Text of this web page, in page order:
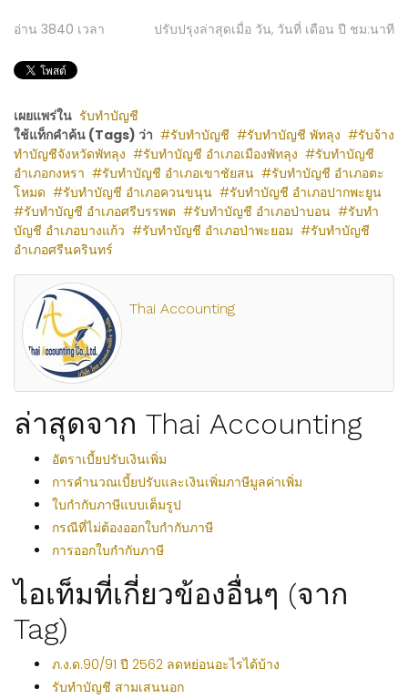
อ่าน 3840 เวลา ปรับปรุงล่าสุดเมื่อ วัน, วันที่ เดือน ปี ชม:นาที
เผยแพร่ใน รับทำบัญชี
ใช้แท็กคำค้น (Tags) ว่า
รับทำบัญชี รับทำบัญชี พัทลุง
รับจ้าง
ทำบัญชีจังหวัดพัทลุง
รับทำบัญชี อำเภอเมืองพัทลุง
รับทำบัญชี
อำเภอกงหรา
รับทำบัญชี อำเภอเขาชัยสน
รับทำบัญชี อำเภอตะ
โหมด
รับทำบัญชี อำเภอควนขนุน
รับทำบัญชี อำเภอปากพะยูน
รับทำบัญชี อำเภอศรีบรรพต
รับทำบัญชี อำเภอป่าบอน
รับทำ
บัญชี อำเภอบางแก้ว
รับทำบัญชี อำเภอป่าพะยอม
รับทำบัญชี
อำเภอศรีนครินทร์
Thai Accounting
ล่าสุดจาก Thai Accounting
อัตราเบี้ยปรับเงินเพิ่ม
การคำนวณเบี้ยปรับและเงินเพิ่มภาษีมูลค่าเพิ่ม
ใบกำกับภาษีแบบเต็มรูป
กรณีที่ไม่ต้องออกใบกำกับภาษี
การออกใบกำกับภาษี
ไอเท็มที่เกี่ยวข้องอื่นๆ (จาก
Tag)
ภ.ง.ด.90/91 ปี 2562 ลดหย่อนอะไรได้บ้าง
รับทำบัญชี สามเสนนอก